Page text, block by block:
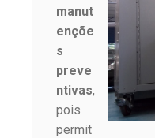
manut
ençõe
s
preve
ntivas,
pois
permit